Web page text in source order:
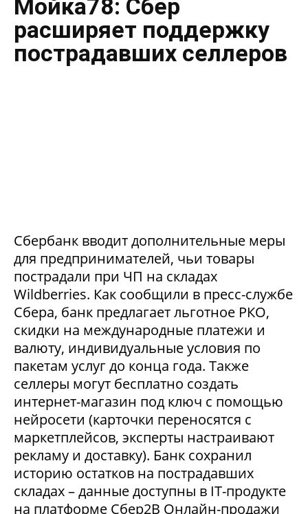
Мойка78: Сбер
расширяет поддержку
пострадавших селлеров
Сбербанк вводит дополнительные меры
для предпринимателей, чьи товары
пострадали при ЧП на складах
Wildberries. Как сообщили в пресс-службе
Сбера, банк предлагает льготное РКО,
скидки на международные платежи и
валюту, индивидуальные условия по
пакетам услуг до конца года. Также
селлеры могут бесплатно создать
интернет-магазин под ключ с помощью
нейросети (карточки переносятся с
маркетплейсов, эксперты настраивают
рекламу и доставку). Банк сохранил
историю остатков на пострадавших
складах – данные доступны в IT-продукте
на платформе Сбер2В Онлайн-продажи